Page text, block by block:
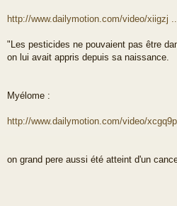
http://www.dailymotion.com/video/xiigzj
"Les pesticides ne pouvaient pas être
on lui avait appris depuis sa naissance.
Myélome :
http://www.dailymotion.com/video/
on grand pere aussi été atteint d'un